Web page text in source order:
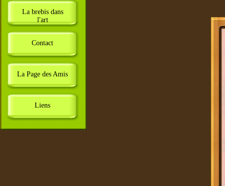
La brebis dans
l'art
Contact
La Page des Amis
Liens